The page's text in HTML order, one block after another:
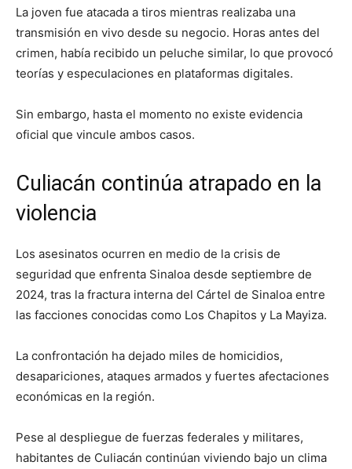
La joven fue atacada a tiros mientras realizaba una
transmisión en vivo desde su negocio. Horas antes del
crimen, había recibido un peluche similar, lo que provocó
teorías y especulaciones en plataformas digitales.
Sin embargo, hasta el momento no existe evidencia
oficial que vincule ambos casos.
Culiacán continúa atrapado en la
violencia
Los asesinatos ocurren en medio de la crisis de
seguridad que enfrenta Sinaloa desde septiembre de
2024, tras la fractura interna del Cártel de Sinaloa entre
las facciones conocidas como Los Chapitos y La Mayiza.
La confrontación ha dejado miles de homicidios,
desapariciones, ataques armados y fuertes afectaciones
económicas en la región.
Pese al despliegue de fuerzas federales y militares,
habitantes de Culiacán continúan viviendo bajo un clima